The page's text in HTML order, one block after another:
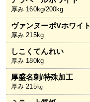
厚み 160kg/200kg
ヴァンヌーボVホワイト
厚み 215kg
しこくてんれい
厚み 180kg
厚盛名刺/特殊加工
厚み 215㎏